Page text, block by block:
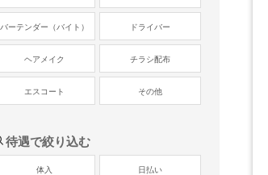
バーテンダー（バイト） ドライバー
ヘアメイク チラシ配布
エスコート その他
待遇で絞り込む
体入 日払い